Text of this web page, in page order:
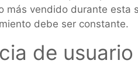
más vendido durante esta
debe ser constante.
de usuario